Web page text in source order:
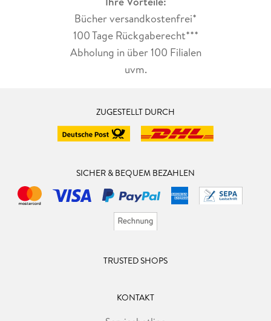
Bücher versandkostenfrei*
100 Tage Rückgaberecht***
Abholung in über 100 Filialen
uvm.
ZUGESTELLT DURCH
SICHER & BEQUEM BEZAHLEN
TRUSTED SHOPS
KONTAKT